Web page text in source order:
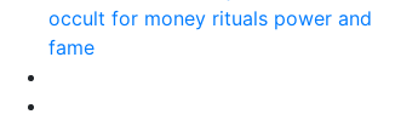
occult for money rituals power and
fame